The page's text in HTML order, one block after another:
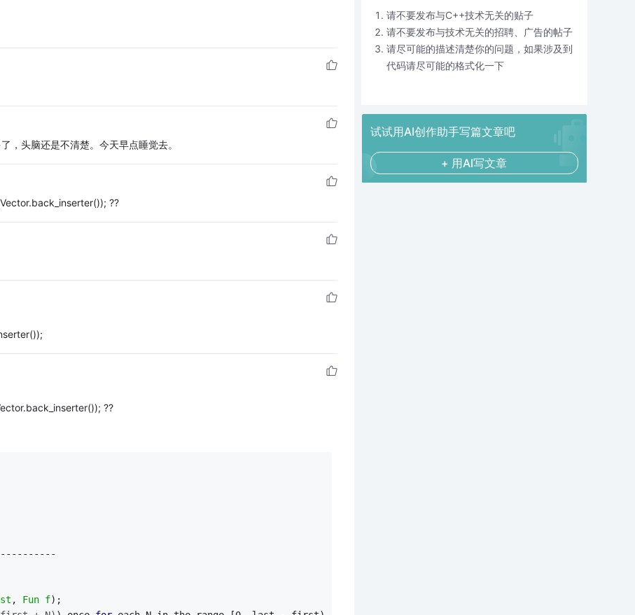
，头脑还是不清楚。今天早点睡觉去。
??
??
, Fun f);
请不要发布与C++技术无关的贴子
请不要发布与技术无关的招聘、广告的帖子
请尽可能的描述清楚你的问题，如果涉及到
代码请尽可能的格式化一下
试试用AI创作助手写篇文章吧
+ 用AI写文章